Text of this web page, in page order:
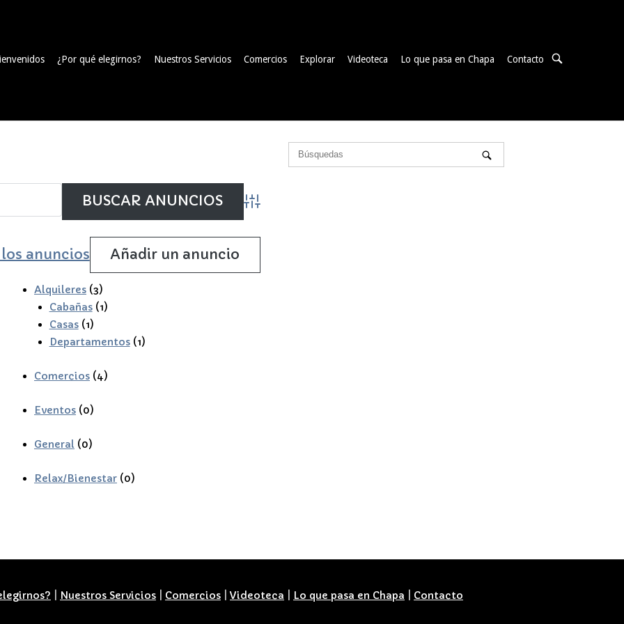
¿Por qué elegirnos? Nuestros Servicios Comercios Explorar Videoteca Lo que pasa en Chapa Contacto
ABRIR
BARRA
Búsqueda avanzada
anuncios Añadir un anuncio
Alquileres (3)
Cabañas(1)
Casas(1)
Departamentos(1)
Comercios (4)
Eventos (0)
General (0)
Relax/Bienestar (0)
Nuestros Servicios Comercios Videoteca Lo que pasa en Chapa Contacto